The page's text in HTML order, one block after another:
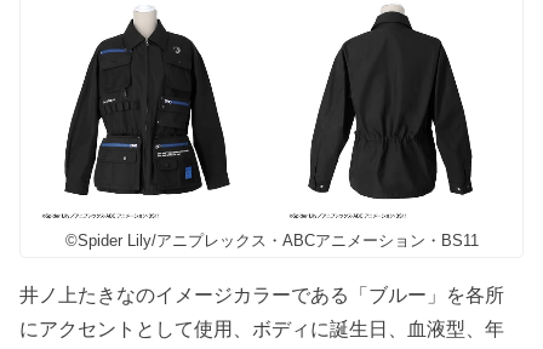
©Spider Lily/アニプレックス・ABCアニメーション・BS11
井ノ上たきなのイメージカラーである「ブルー」を各所
にアクセントとして使用、ボディに誕生日、血液型、年